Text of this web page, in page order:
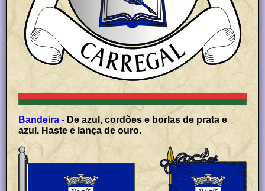
Bandeira - De azul, cordões e borlas de prata e
azul. Haste e lança de ouro.